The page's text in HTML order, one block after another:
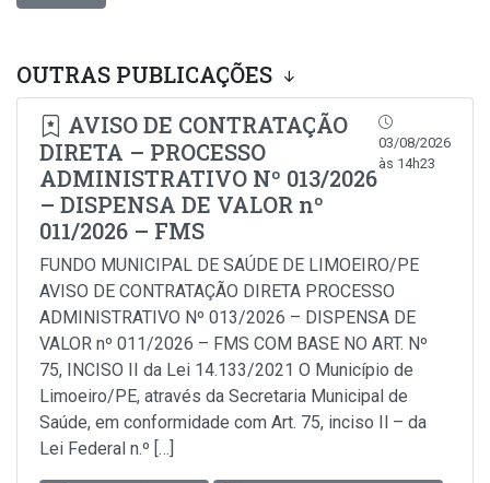
OUTRAS PUBLICAÇÕES
AVISO DE CONTRATAÇÃO
DIRETA – PROCESSO
ADMINISTRATIVO Nº 013/2026
– DISPENSA DE VALOR nº
011/2026 – FMS
03/08/2026
às 14h23
FUNDO MUNICIPAL DE SAÚDE DE LIMOEIRO/PE
AVISO DE CONTRATAÇÃO DIRETA PROCESSO
ADMINISTRATIVO Nº 013/2026 – DISPENSA DE
VALOR nº 011/2026 – FMS COM BASE NO ART. Nº
75, INCISO II da Lei 14.133/2021 O Município de
Limoeiro/PE, através da Secretaria Municipal de
Saúde, em conformidade com Art. 75, inciso Il – da
Lei Federal n.º […]